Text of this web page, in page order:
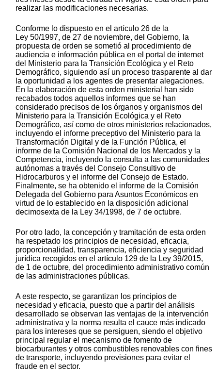
realizar las modificaciones necesarias.
Conforme lo dispuesto en el artículo 26 de la
Ley 50/1997, de 27 de noviembre, del Gobierno, la
propuesta de orden se sometió al procedimiento de
audiencia e información pública en el portal de internet
del Ministerio para la Transición Ecológica y el Reto
Demográfico, siguiendo así un proceso trasparente al dar
la oportunidad a los agentes de presentar alegaciones.
En la elaboración de esta orden ministerial han sido
recabados todos aquellos informes que se han
considerado precisos de los órganos y organismos del
Ministerio para la Transición Ecológica y el Reto
Demográfico, así como de otros ministerios relacionados,
incluyendo el informe preceptivo del Ministerio para la
Transformación Digital y de la Función Pública, el
informe de la Comisión Nacional de los Mercados y la
Competencia, incluyendo la consulta a las comunidades
autónomas a través del Consejo Consultivo de
Hidrocarburos y el informe del Consejo de Estado.
Finalmente, se ha obtenido el informe de la Comisión
Delegada del Gobierno para Asuntos Económicos en
virtud de lo establecido en la disposición adicional
decimosexta de la Ley 34/1998, de 7 de octubre.
Por otro lado, la concepción y tramitación de esta orden
ha respetado los principios de necesidad, eficacia,
proporcionalidad, transparencia, eficiencia y seguridad
jurídica recogidos en el artículo 129 de la Ley 39/2015,
de 1 de octubre, del procedimiento administrativo común
de las administraciones públicas.
A este respecto, se garantizan los principios de
necesidad y eficacia, puesto que a partir del análisis
desarrollado se observan las ventajas de la intervención
administrativa y la norma resulta el cauce más indicado
para los intereses que se persiguen, siendo el objetivo
principal regular el mecanismo de fomento de
biocarburantes y otros combustibles renovables con fines
de transporte, incluyendo previsiones para evitar el
fraude en el sector.